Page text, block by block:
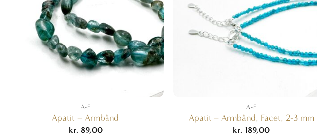
A-F
Apatit – Armbånd
kr. 89,00
A-F
Apatit – Armbånd, Facet, 2-3 mm
kr. 189,00